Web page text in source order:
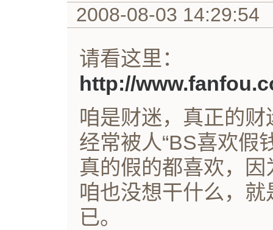
2008-08-03 14:29:54
请看这里：
http://
咱是财迷，真正的财
经常被人“BS喜欢假
真的假的都喜欢，
咱也没想干什么，
已。